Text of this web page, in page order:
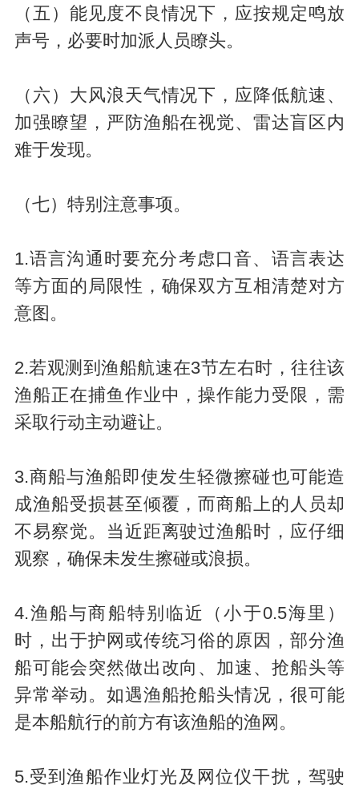
（五）能见度不良情况下，应按规定鸣放
声号，必要时加派人员瞭头。
（六）大风浪天气情况下，应降低航速、
加强瞭望，严防渔船在视觉、雷达盲区内
难于发现。
（七）特别注意事项。
1.语言沟通时要充分考虑口音、语言表达
等方面的局限性，确保双方互相清楚对方
意图。
2.若观测到渔船航速在3节左右时，往往该
渔船正在捕鱼作业中，操作能力受限，需
采取行动主动避让。
3.商船与渔船即使发生轻微擦碰也可能造
成渔船受损甚至倾覆，而商船上的人员却
不易察觉。当近距离驶过渔船时，应仔细
观察，确保未发生擦碰或浪损。
4.渔船与商船特别临近（小于0.5海里）
时，出于护网或传统习俗的原因，部分渔
船可能会突然做出改向、加速、抢船头等
异常举动。如遇渔船抢船头情况，很可能
是本船航行的前方有该渔船的渔网。
5.受到渔船作业灯光及网位仪干扰，驾驶